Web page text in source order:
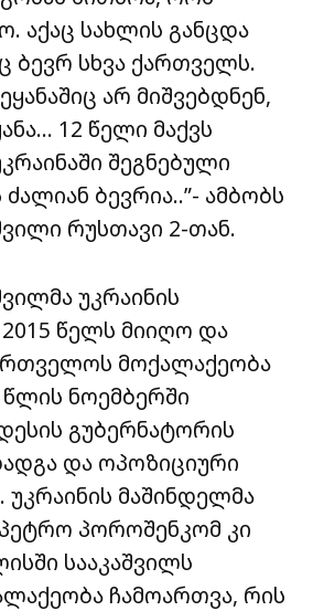
აქაც სახლის განცდა
ბევრ სხვა ქართველს.
არ მიშვებდნენ,
12 წელი მაქვს
შეგნებული
ბევრია..”- ამბობს
რუსთავი 2-თან.
უკრაინის
წელს მიიღო და
მოქალაქეობა
წლის ნოემბერში
გუბერნატორის
და ოპოზიციური
უკრაინის მაშინდელმა
პოროშენკომ კი
სააკაშვილს
ჩამოართვა, რის